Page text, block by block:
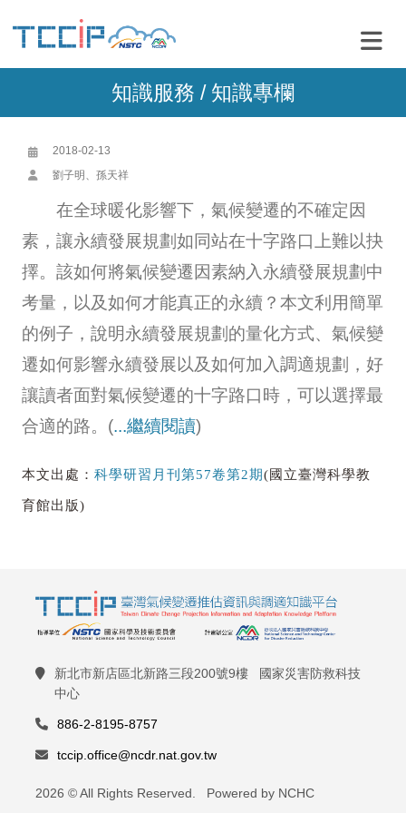
知識服務 / 知識專欄
2018-02-13
劉子明、孫天祥
在全球暖化影響下，氣候變遷的不確定因
素，讓永續發展規劃如同站在十字路口上難以抉
擇。該如何將氣候變遷因素納入永續發展規劃中
考量，以及如何才能真正的永續？本文利用簡單
的例子，說明永續發展規劃的量化方式、氣候變
遷如何影響永續發展以及如何加入調適規劃，好
讓讀者面對氣候變遷的十字路口時，可以選擇最
合適的路。(...繼續閱讀)
本文出處： 科學研習月刊第57卷第2期(國立臺灣科學教
育館出版)
新北市新店區北新路三段200號9樓 國家災害防救科技
中心
886-2-8195-8757
tccip.office@ncdr.nat.gov.tw
2026 © All Rights Reserved. Powered by NCHC